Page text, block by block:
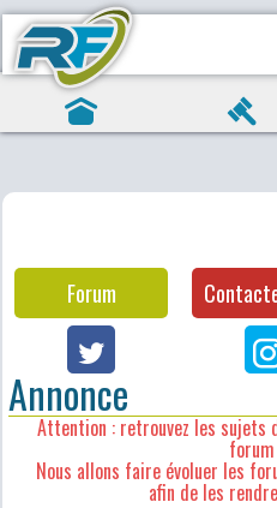
Forum
Annonce
Attention : retrouvez les sujets
forum
Nous allons faire évoluer les
afin de les